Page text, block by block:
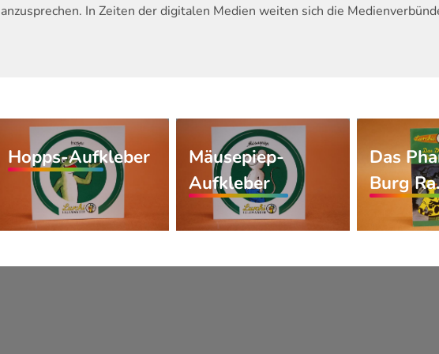
anzusprechen. In Zeiten der digitalen Medien weiten sich die
Hopps-Aufkleber
Mäusepiep-
Aufkleber
Das
Burg